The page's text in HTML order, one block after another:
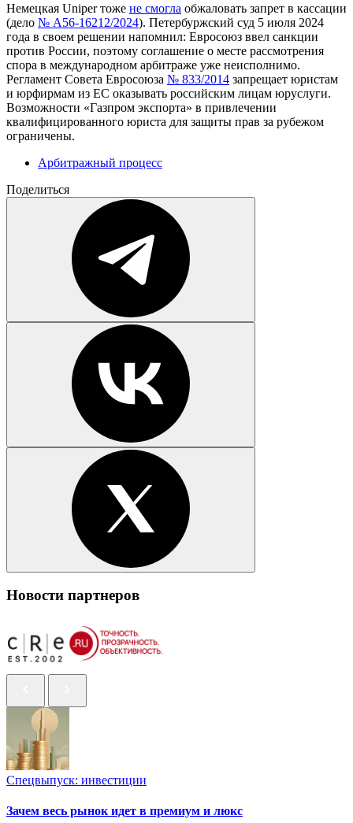
Немецкая Uniper тоже не смогла обжаловать запрет в кассации
(дело № А56-16212/2024). Петербуржский суд 5 июля 2024
года в своем решении напомнил: Евросоюз ввел санкции
против России, поэтому соглашение о месте рассмотрения
спора в международном арбитраже уже неисполнимо.
Регламент Совета Евросоюза № 833/2014 запрещает юристам
и юрфирмам из ЕС оказывать российским лицам юруслуги.
Возможности «Газпром экспорта» в привлечении
квалифицированного юриста для защиты прав за рубежом
ограничены.
Арбитражный процесс
Поделиться
Новости партнеров
Спецвыпуск: инвестиции
Зачем весь рынок идет в премиум и люкс